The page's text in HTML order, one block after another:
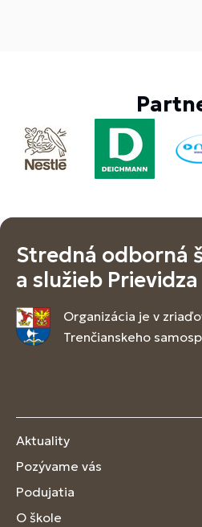
Stredná odborná
a služieb Prievidza
Organizácia je v
Trenčianskeho
Aktuality
Pozývame vás
Podujatia
O škole